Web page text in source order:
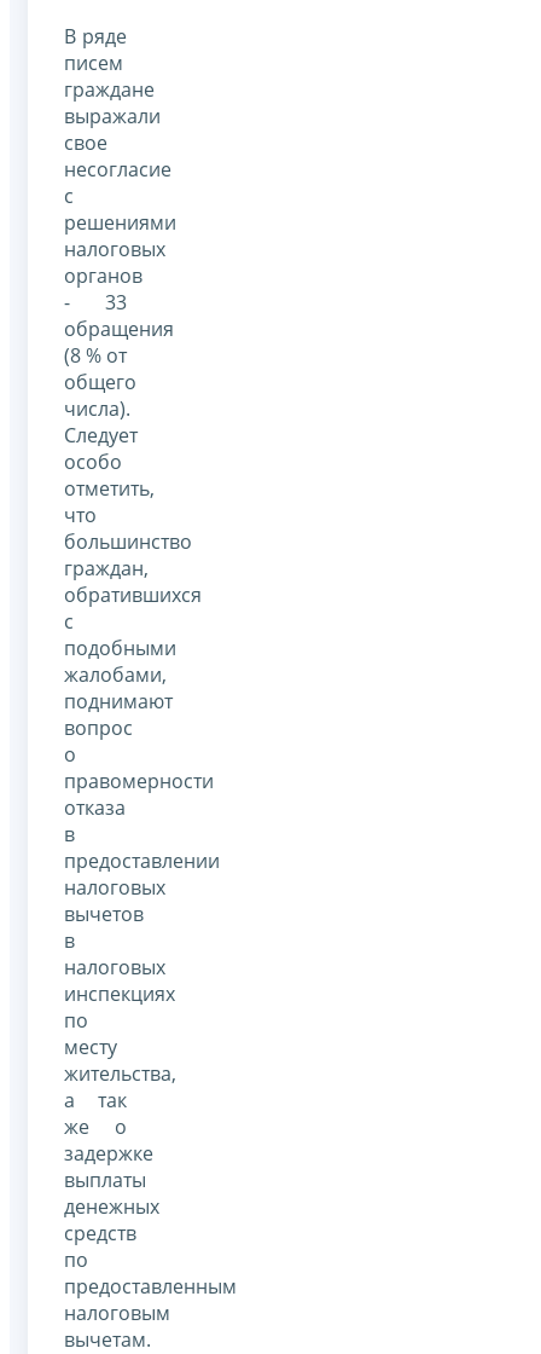
В ряде
писем
граждане
выражали
свое
несогласие
с
решениями
налоговых
органов
- 33
обращения
(8 % от
общего
числа).
Следует
особо
отметить,
что
большинство
граждан,
обратившихся
с
подобными
жалобами,
поднимают
вопрос
о
правомерности
отказа
в
предоставлении
налоговых
вычетов
в
налоговых
инспекциях
по
месту
жительства,
а так
же о
задержке
выплаты
денежных
средств
по
предоставленным
налоговым
вычетам.